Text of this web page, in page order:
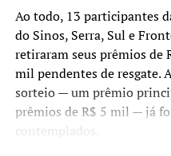
Ao todo, 13 participantes
do Sinos, Serra, Sul e
retiraram seus prêmios de
mil pendentes de resgate.
sorteio — um prêmio
prêmios de R$ 5 mil — já
contemplados.